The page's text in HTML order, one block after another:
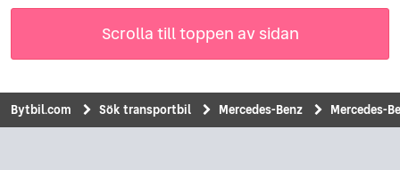
Scrolla till toppen av sidan
Bytbil.com Sök transportbil Mercedes-Benz Mercedes-